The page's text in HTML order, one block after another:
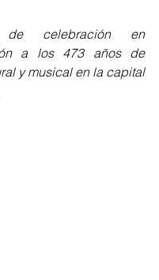
celebración en
a los 473 años de
y musical en la capital